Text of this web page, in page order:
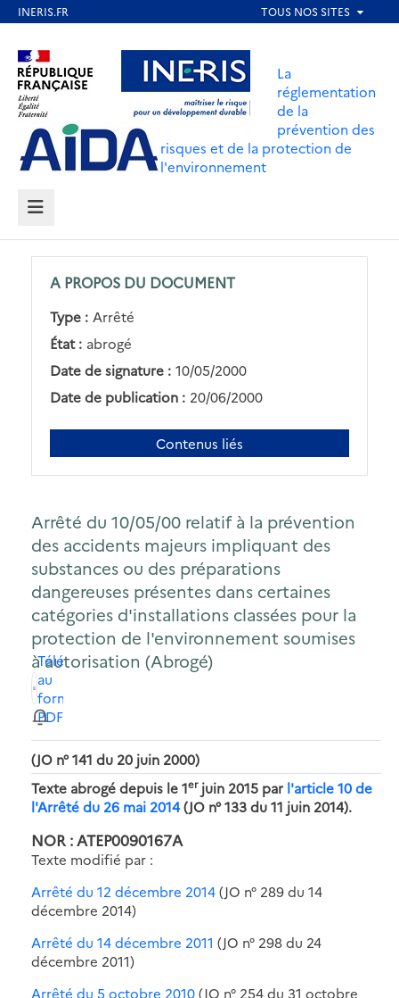
contenu
principal
Aller au contenu Aller au menu
Aller au pied de page
La
réglementation
de la
prévention des
risques et de la protection de
l'environnement
MENU
A PROPOS DU DOCUMENT
Type : Arrêté
État : abrogé
Date de signature : 10/05/2000
Date de publication : 20/06/2000
Contenus liés
Arrêté du 10/05/00 relatif à la prévention
des accidents majeurs impliquant des
substances ou des préparations
dangereuses présentes dans certaines
catégories d'installations classées pour la
protection de l'environnement soumises
à autorisation (Abrogé)
Télécharger
au
format
PDF
(JO n° 141 du 20 juin 2000)
Texte abrogé depuis le 1erjuin 2015 par l'article 10 de
l'Arrêté du 26 mai 2014(JO n° 133 du 11 juin 2014).
NOR : ATEP0090167A
Texte modifié par :
Arrêté du 12 décembre 2014(JO n° 289 du 14
décembre 2014)
Arrêté du 14 décembre 2011 (JO n° 298 du 24
décembre 2011)
Arrêté du 5 octobre 2010(JO n° 254 du 31 octobre